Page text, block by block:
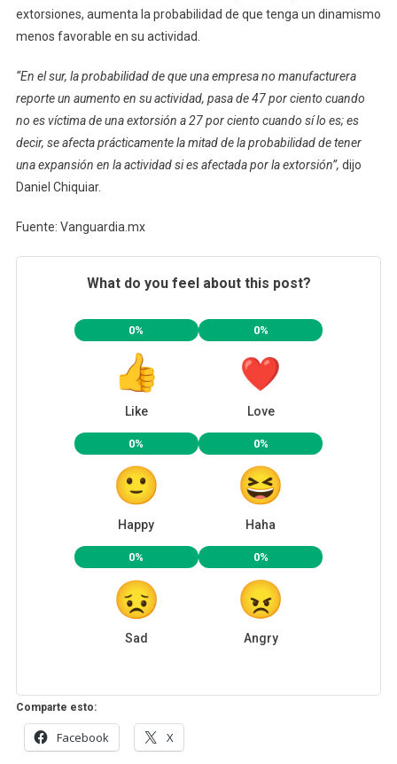
extorsiones, aumenta la probabilidad de que tenga un dinamismo
menos favorable en su actividad.
“En el sur, la probabilidad de que una empresa no manufacturera
reporte un aumento en su actividad, pasa de 47 por ciento cuando
no es víctima de una extorsión a 27 por ciento cuando sí lo es; es
decir, se afecta prácticamente la mitad de la probabilidad de tener
una expansión en la actividad si es afectada por la extorsión”, dijo
Daniel Chiquiar.
Fuente: Vanguardia.mx
What do you feel about this post?
0%
Like
0%
Love
0%
Happy
0%
Haha
0%
Sad
0%
Angry
Comparte esto:
Facebook X